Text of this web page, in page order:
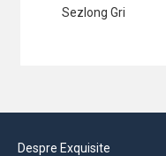
Sezlong Gri
Despre Exquisite